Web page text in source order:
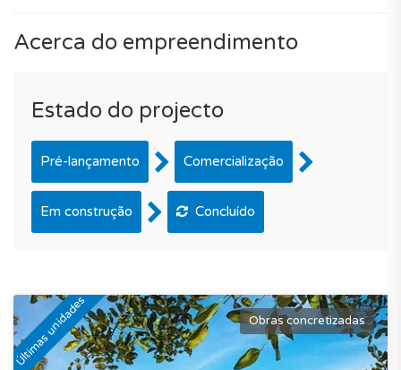
Acerca do empreendimento
Estado do projecto
Pré-lançamento Comercialização
Em construção Concluído
Últimas unidades Obras concretizadas